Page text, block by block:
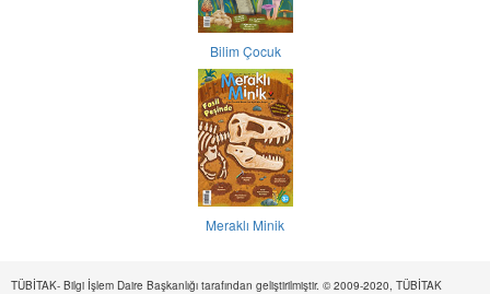
Bilim Çocuk
Meraklı Minik
TÜBİTAK- Bilgi İşlem Daire Başkanlığı tarafından geliştirilmiştir. © 2009-2020, TÜBİTAK